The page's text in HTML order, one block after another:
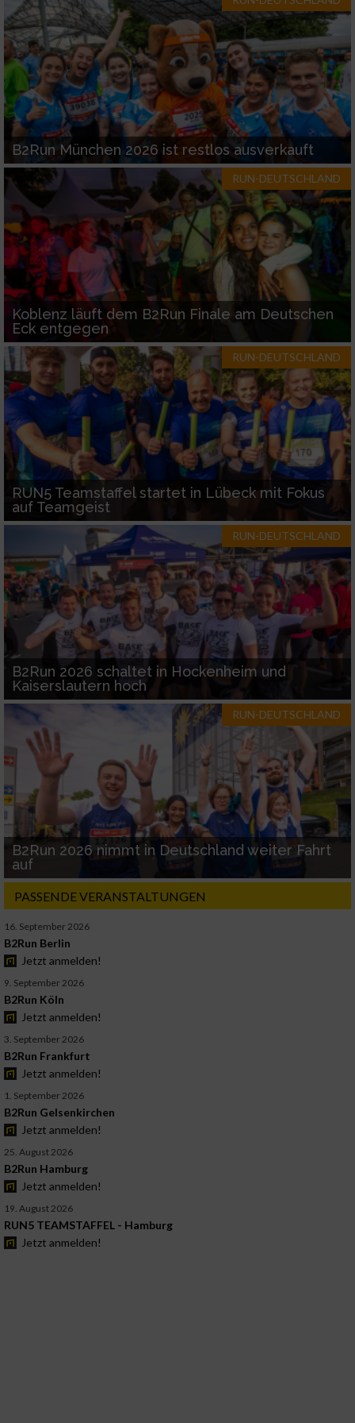
B2Run München 2026 ist restlos ausverkauft
RUN-DEUTSCHLAND
Koblenz läuft dem B2Run Finale am Deutschen
Eck entgegen
RUN-DEUTSCHLAND
RUN5 Teamstaffel startet in Lübeck mit Fokus
auf Teamgeist
RUN-DEUTSCHLAND
B2Run 2026 schaltet in Hockenheim und
Kaiserslautern hoch
RUN-DEUTSCHLAND
B2Run 2026 nimmt in Deutschland weiter Fahrt
auf
PASSENDE VERANSTALTUNGEN
16. September 2026
B2Run Berlin
Jetzt anmelden!
9. September 2026
B2Run Köln
Jetzt anmelden!
3. September 2026
B2Run Frankfurt
Jetzt anmelden!
1. September 2026
B2Run Gelsenkirchen
Jetzt anmelden!
25. August 2026
B2Run Hamburg
Jetzt anmelden!
19. August 2026
RUN5 TEAMSTAFFEL - Hamburg
Jetzt anmelden!
Werbung